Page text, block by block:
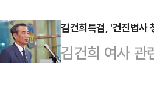
인다.박 후보
관계자를 대상
다.26일 법조
광화문빌딩 웨
사이냐', '김 여
팀이 이른바 '
이 커지고 있다
소환하며 베트
조계에 따르면
김건희특검, '건진법사
김건희 여사 관
팀이 25일 '통